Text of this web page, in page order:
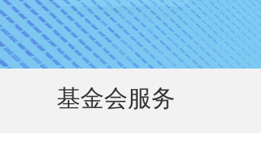
基金会服务